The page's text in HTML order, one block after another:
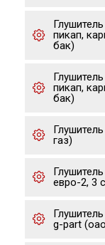
пикап,
бак)
пикап,
бак)
газ)
евро-2, 3
g-part